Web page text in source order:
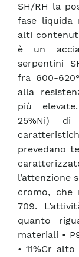
SH/RH la
fase liquida
alti contenuti
è un
serpentini
fra 600-
alla
più
25%Ni) di
prevedano
l’attenzione
cromo, che
709.
quanto
materiali •
• 11%Cr